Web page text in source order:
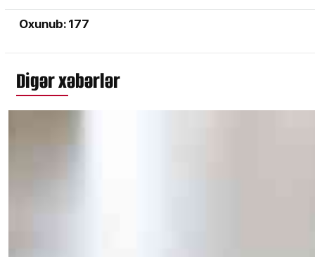
Oxunub: 177
Digər xəbərlər